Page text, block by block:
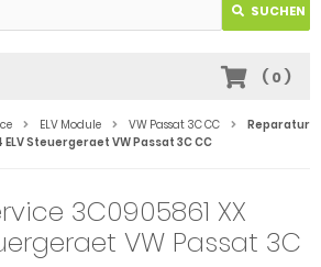
SUCHEN
( 0)
ELV Module VW Passat 3C CC
Reparatur
Steuergeraet VW Passat 3C CC
3C0905861 XX
VW Passat 3C